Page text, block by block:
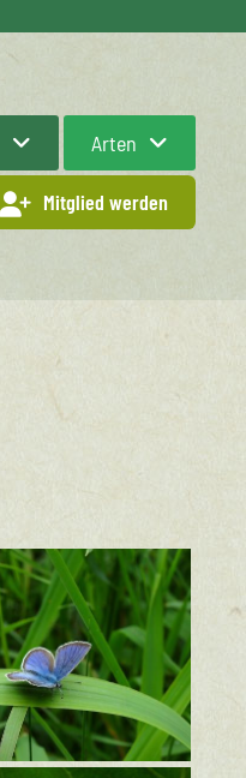
Arten
Mitglied werden